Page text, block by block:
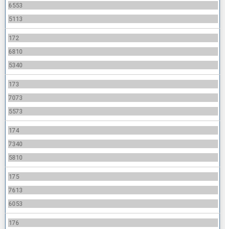
6553
5113
172
6810
5340
173
7073
5573
174
7340
5810
175
7613
6053
176